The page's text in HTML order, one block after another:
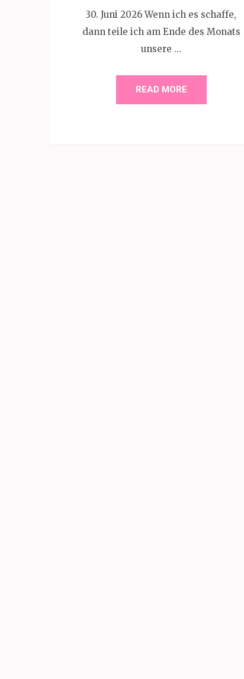
30. Juni 2026 Wenn ich es schaffe,
dann teile ich am Ende des Monats
unsere …
READ MORE